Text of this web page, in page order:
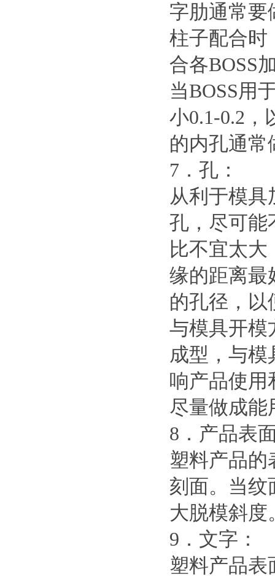
字肋通常要
柱子配合时
合各BOSS
当BOSS用
小0.1-0.2，
的内孔通
7．孔：
从利于模
孔，尽可能
比不宜太
缘的距离最
的孔径，以
与模具开模
成型，与
响产品使用
尽量做成
8．产品表
塑料产品的
刻面。当纹
大脱模斜
9．文字：
塑料产品表